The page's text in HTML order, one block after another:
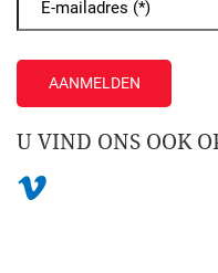
AANMELDEN
U VIND ONS OOK